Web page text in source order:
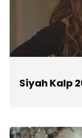
Siyah Kalp